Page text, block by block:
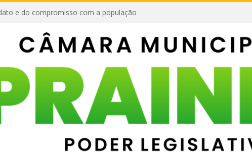
e do compromisso com a população